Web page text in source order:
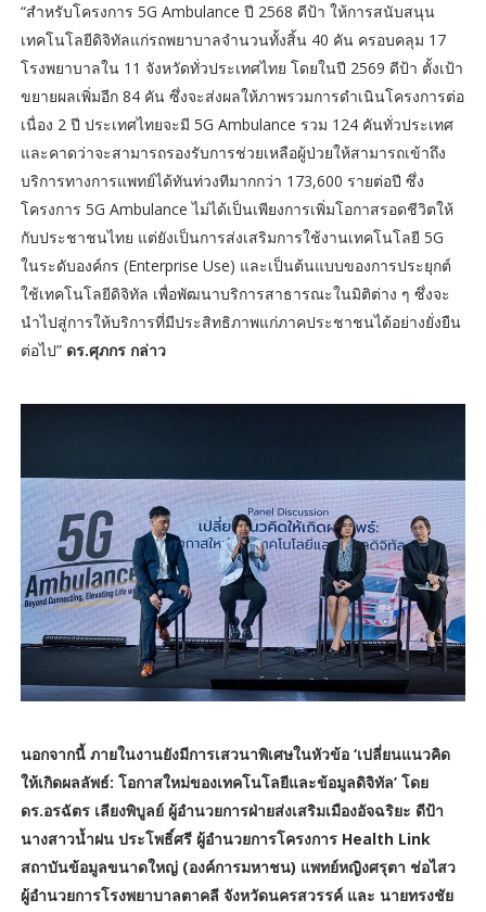
“สำหรับโครงการ 5G Ambulance ปี 2568 ดีป้า ให้การสนับสนุน
เทคโนโลยีดิจิทัลแก่รถพยาบาลจำนวนทั้งสิ้น 40 คัน ครอบคลุม 17
โรงพยาบาลใน 11 จังหวัดทั่วประเทศไทย โดยในปี 2569 ดีป้า ตั้งเป้า
ขยายผลเพิ่มอีก 84 คัน ซึ่งจะส่งผลให้ภาพรวมการดำเนินโครงการต่อ
เนื่อง 2 ปี ประเทศไทยจะมี 5G Ambulance รวม 124 คันทั่วประเทศ
และคาดว่าจะสามารถรองรับการช่วยเหลือผู้ป่วยให้สามารถเข้าถึง
บริการทางการแพทย์ได้ทันท่วงทีมากกว่า 173,600 รายต่อปี ซึ่ง
โครงการ 5G Ambulance ไม่ได้เป็นเพียงการเพิ่มโอกาสรอดชีวิตให้
กับประชาชนไทย แต่ยังเป็นการส่งเสริมการใช้งานเทคโนโลยี 5G
ในระดับองค์กร (Enterprise Use) และเป็นต้นแบบของการประยุกต์
ใช้เทคโนโลยีดิจิทัล เพื่อพัฒนาบริการสาธารณะในมิติต่าง ๆ ซึ่งจะ
นำไปสู่การให้บริการที่มีประสิทธิภาพแก่ภาคประชาชนได้อย่างยั่งยืน
ต่อไป” ดร.ศุภกร กล่าว
นอกจากนี้ ภายในงานยังมีการเสวนาพิเศษในหัวข้อ ‘เปลี่ยนแนวคิด
ให้เกิดผลลัพธ์: โอกาสใหม่ของเทคโนโลยีและข้อมูลดิจิทัล’ โดย
ดร.อรฉัตร เลียงพิบูลย์ ผู้อำนวยการฝ่ายส่งเสริมเมืองอัจฉริยะ ดีป้า
นางสาวน้ำฝน ประโพธิ์ศรี ผู้อำนวยการโครงการ Health Link
สถาบันข้อมูลขนาดใหญ่ (องค์การมหาชน) แพทย์หญิงศรุตา ช่อไสว
ผู้อำนวยการโรงพยาบาลตาคลี จังหวัดนครสวรรค์ และ นายทรงชัย